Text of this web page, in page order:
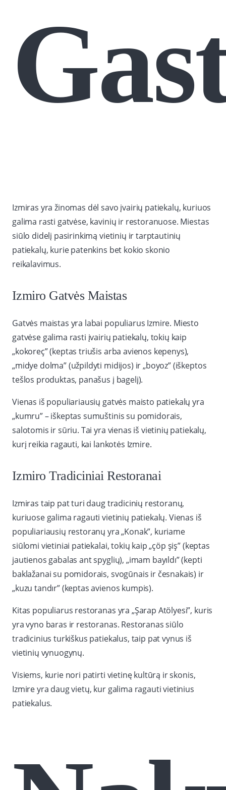
Izmiras yra žinomas dėl savo įvairių patiekalų, kuriuos
galima rasti gatvėse, kavinių ir restoranuose. Miestas
siūlo didelį pasirinkimą vietinių ir tarptautinių
patiekalų, kurie patenkins bet kokio skonio
reikalavimus.
Izmiro Gatvės Maistas
Gatvės maistas yra labai populiarus Izmire. Miesto
gatvėse galima rasti įvairių patiekalų, tokių kaip
„kokoreç” (keptas triušis arba avienos kepenys),
„midye dolma” (užpildyti midijos) ir „boyoz” (iškeptos
tešlos produktas, panašus į bagelį).
Vienas iš populiariausių gatvės maisto patiekalų yra
„kumru” – iškeptas sumuštinis su pomidorais,
salotomis ir sūriu. Tai yra vienas iš vietinių patiekalų,
kurį reikia ragauti, kai lankotės Izmire.
Izmiro Tradiciniai Restoranai
Izmiras taip pat turi daug tradicinių restoranų,
kuriuose galima ragauti vietinių patiekalų. Vienas iš
populiariausių restoranų yra „Konak”, kuriame
siūlomi vietiniai patiekalai, tokių kaip „çöp şiş” (keptas
jautienos gabalas ant spyglių), „imam bayıldı” (kepti
baklažanai su pomidorais, svogūnais ir česnakais) ir
„kuzu tandır” (keptas avienos kumpis).
Kitas populiarus restoranas yra „Şarap Atölyesi”, kuris
yra vyno baras ir restoranas. Restoranas siūlo
tradicinius turkiškus patiekalus, taip pat vynus iš
vietinių vynuogynų.
Visiems, kurie nori patirti vietinę kultūrą ir skonis,
Izmire yra daug vietų, kur galima ragauti vietinius
patiekalus.